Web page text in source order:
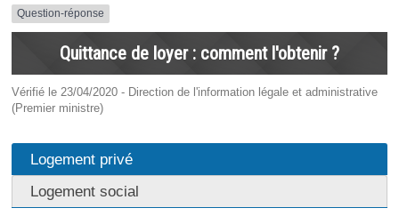
Question-réponse
Quittance de loyer : comment l'obtenir ?
Vérifié le 23/04/2020 - Direction de l'information légale et administrative
(Premier ministre)
Logement privé
Logement social